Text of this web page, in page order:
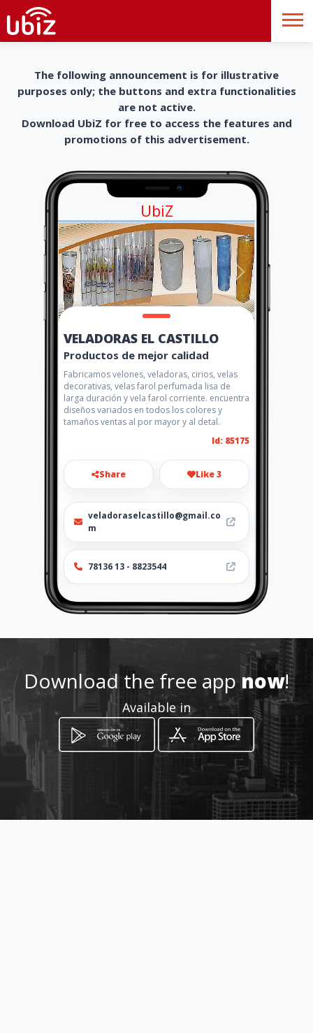
The following announcement is for illustrative
purposes only; the buttons and extra functionalities
are not active.
Download UbiZ for free to access the features and
promotions of this advertisement.
UbiZ
VELADORAS EL CASTILLO
Productos de mejor calidad
Fabricamos velones, veladoras, cirios, velas
decorativas, velas farol perfumada lisa de
larga duración y vela farol corriente. encuentra
diseños variados en todos los colores y
tamaños ventas al por mayor y al detal.
Id: 85175
Share Like 3
veladoraselcastillo@gmail.co
m
78136 13 - 8823544
http://www.fabricadevelaselc
astillo.com
Location
Download the free appnow!
Available in